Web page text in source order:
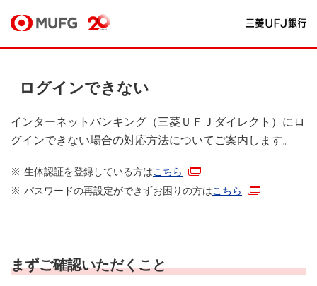
ログインできない
インターネットバンキング（三菱ＵＦＪダイレクト）にロ
グインできない場合の対応方法についてご案内します。
生体認証を登録している方はこちら
パスワードの再設定ができずお困りの方はこちら
まずご確認いただくこと